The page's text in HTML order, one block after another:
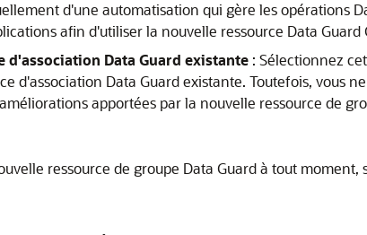
d'une automatisation qui gère les opérations
afin d'utiliser la nouvelle ressource Data
d'association Data Guard existante : Sélectionnez
d'association Data Guard existante. Toutefois, vous
apportées par la nouvelle ressource de
ressource de groupe Data Guard à tout